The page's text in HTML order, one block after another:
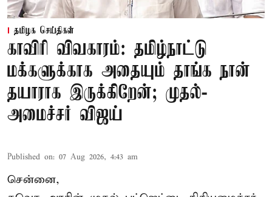
தமிழக செய்திகள்
காவிரி விவகாரம்: தமிழ்நாட்டு
மக்களுக்காக அதையும் தாங்க நான்
தயாராக இருக்கிறேன்; முதல்-
அமைச்சர் விஜய்
Published on: 07 Aug 2026, 4:43 am
சென்னை,